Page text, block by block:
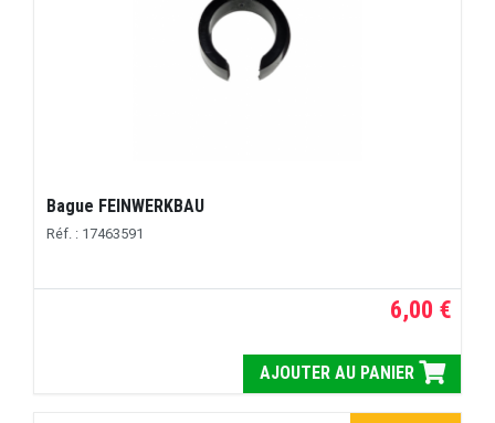
Bague FEINWERKBAU
Réf. : 17463591
6,00 €
AJOUTER AU PANIER